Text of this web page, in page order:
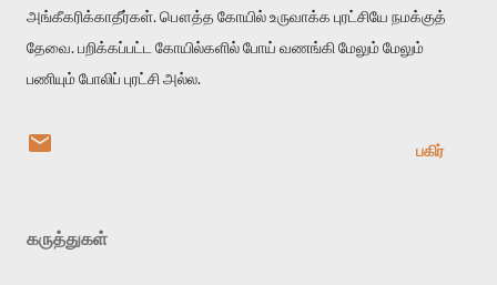
அங்கீகரிக்காதீர்கள். பௌத்த கோயில் உருவாக்க புரட்சியே நமக்குத்
தேவை. பறிக்கப்பட்ட கோயில்களில் போய் வணங்கி மேலும் மேலும்
பணியும் போலிப் புரட்சி அல்ல.
பகிர்
கருத்துகள்